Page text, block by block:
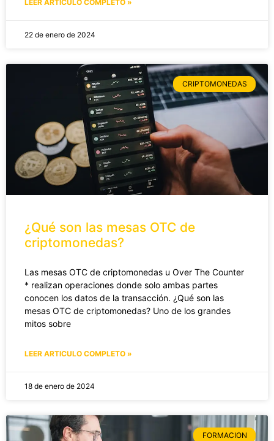
LEER ARTICULO COMPLETO »
22 de enero de 2024
CRIPTOMONEDAS
¿Qué son las mesas OTC de
criptomonedas?
Las mesas OTC de criptomonedas u Over The Counter
* realizan operaciones donde solo ambas partes
conocen los datos de la transacción. ¿Qué son las
mesas OTC de criptomonedas? Uno de los grandes
mitos sobre
LEER ARTICULO COMPLETO »
18 de enero de 2024
FORMACION